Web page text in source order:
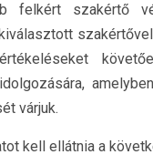
felkért szakértő
várjuk.
kell ellátnia a